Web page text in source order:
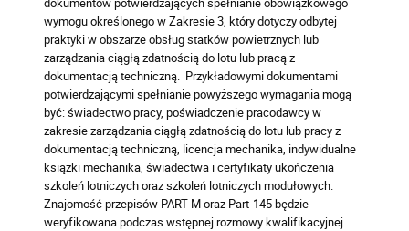
wymogu określonego w Zakresie 3, który dotyczy odbytej
praktyki w obszarze obsług statków powietrznych lub
zarządzania ciągłą zdatnością do lotu lub pracą z
dokumentacją techniczną. Przykładowymi dokumentami
potwierdzającymi spełnianie powyższego wymagania mogą
być: świadectwo pracy, poświadczenie pracodawcy w
zakresie zarządzania ciągłą zdatnością do lotu lub pracy z
dokumentacją techniczną, licencja mechanika, indywidualne
książki mechanika, świadectwa i certyfikaty ukończenia
szkoleń lotniczych oraz szkoleń lotniczych modułowych.
Znajomość przepisów PART-M oraz Part-145 będzie
weryfikowana podczas wstępnej rozmowy kwalifikacyjnej.